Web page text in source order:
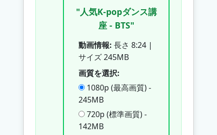
"人気K-popダンス講
座 - BTS"
動画情報: 長さ 8:24 |
サイズ 245MB
画質を選択:
1080p (最高画質) -
245MB
720p (標準画質) -
142MB